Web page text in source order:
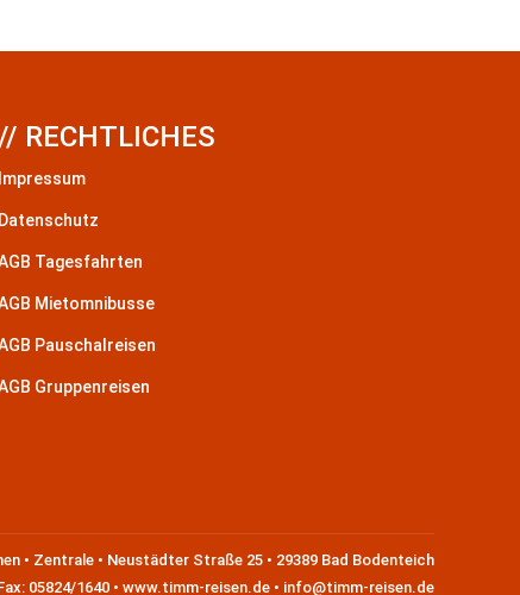
RECHTLICHES
Impressum
Datenschutz
Tagesfahrten
Mietomnibusse
Pauschalreisen
Gruppenreisen
• Zentrale • Neustädter Straße 25 • 29389 Bad Bodenteich
05824/1640 • www.timm-reisen.de • info@timm-reisen.de